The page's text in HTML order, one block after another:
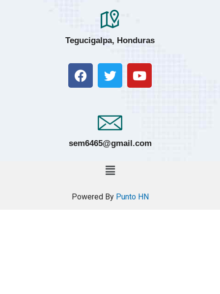
Tegucigalpa, Honduras
sem6465@gmail.com
Powered By Punto HN